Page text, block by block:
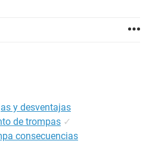
y desventajas
de trompas ✓
consecuencias